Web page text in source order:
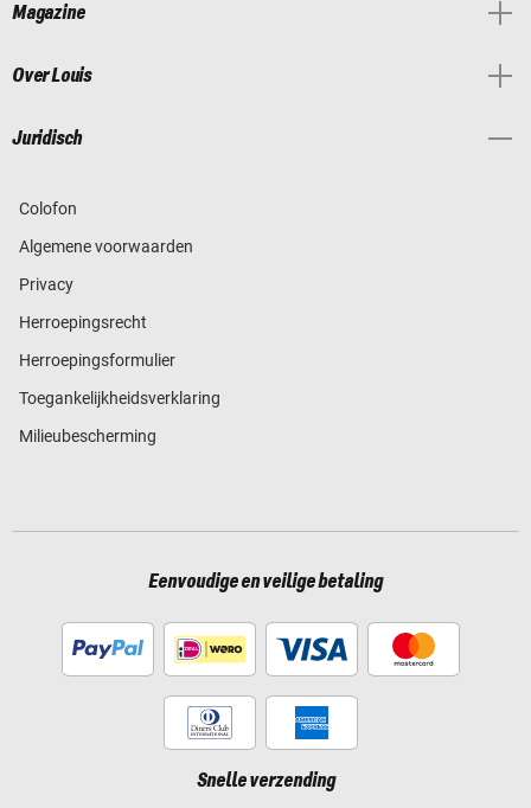
Magazine
Over Louis
Juridisch
Colofon
Algemene voorwaarden
Privacy
Herroepingsrecht
Herroepingsformulier
Toegankelijkheidsverklaring
Milieubescherming
Eenvoudige en veilige betaling
Snelle verzending